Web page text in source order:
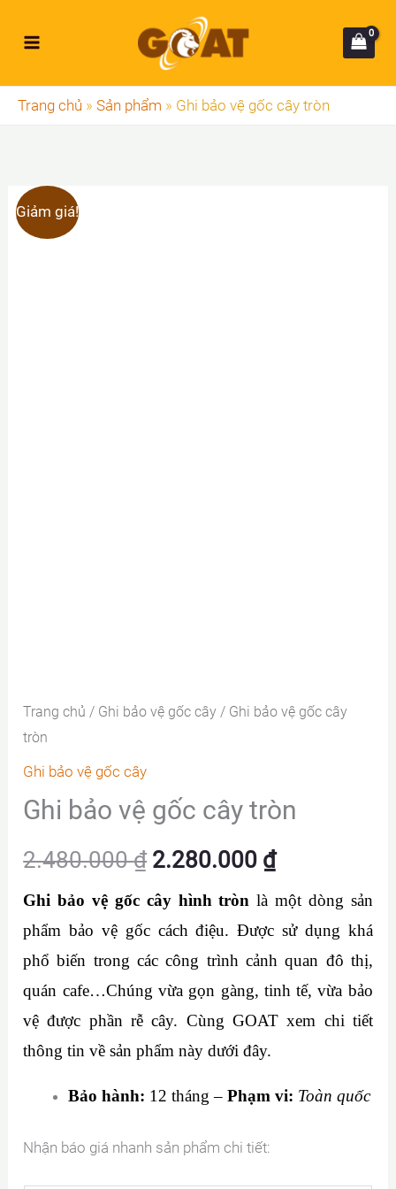
Trang chủ » Sản phẩm » Ghi bảo vệ gốc cây tròn
Giảm giá!
Trang chủ / Ghi bảo vệ gốc cây / Ghi bảo vệ gốc cây
tròn
Ghi bảo vệ gốc cây
Ghi bảo vệ gốc cây tròn
2.480.000₫ Giá
gốc
là:
2.480.000 ₫.
2.280.000 ₫Giá
hiện
tại
là:
2.280.000
Ghi bảo vệ gốc cây hình trònlà một dòng sản
phẩm bảo vệ gốc cách điệu. Được sử dụng khá
phổ biến trong các công trình cảnh quan đô thị,
quán cafe…Chúng vừa gọn gàng, tinh tế, vừa bảo
vệ được phần rễ cây. Cùng GOAT xem chi tiết
thông tin về sản phẩm này dưới đây.
Bảo hành: 12 tháng –Phạm vi: Toàn quốc
Nhận báo giá nhanh sản phẩm chi tiết: